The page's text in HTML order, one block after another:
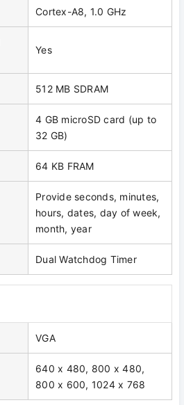
Cortex-A8, 1.0 GHz
Yes
512 MB SDRAM
4 GB microSD card (up to
32 GB)
64 KB FRAM
Provide seconds, minutes,
hours, dates, day of week,
month, year
Dual Watchdog Timer
VGA
640 x 480, 800 x 480,
800 x 600, 1024 x 768